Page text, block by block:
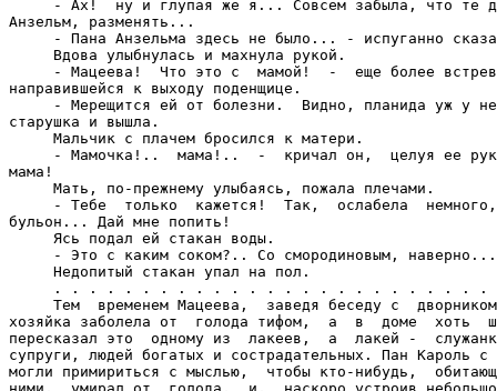
- Ах!  ну и глупая же я... Совсем забыла, что те
Анзельм, разменять...
- Пана Анзельма здесь не было... - испуганно
     Вдова улыбнулась и махнула рукой.
- Мацеева!  Что это с  мамой!  -  еще более
направившейся к выходу поденщице.
- Мерещится ей от болезни.  Видно, планида уж у
старушка и вышла.
     Мальчик с плачем бросился к матери.
- Мамочка!..  мама!..  -  кричал он,  целуя ее
мама!
     Мать, по-прежнему улыбаясь, пожала плечами.
- Тебе  только  кажется!  Так,  ослабела
бульон... Дай мне попить!
     Ясь подал ей стакан воды.
- Это с каким соком?.. Со смородиновым,
     Недопитый стакан упал на пол.
. . . . . . . . . . . . . . . . . . . . . . . . .
Тем  временем Мацеева,  заведя беседу с
хозяйка заболела от  голода тифом,  а  в  доме  хоть
пересказал это  одному из  лакеев,  а  лакей -
супруги, людей богатых и сострадательных. Пан Кароль
могли примириться с мыслью,  чтобы кто-нибудь,